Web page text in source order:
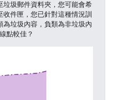
垃圾郵件資料夾，您可能會希
件匣，您已針對這種情況訓
垃圾內容，負類為非垃圾內
點較佳？